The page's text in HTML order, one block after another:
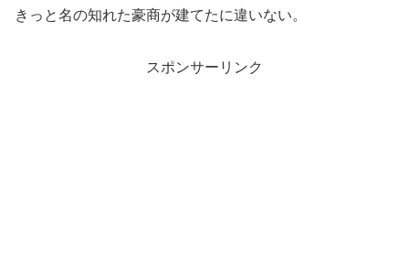
きっと名の知れた豪商が建てたに違いない。
スポンサーリンク